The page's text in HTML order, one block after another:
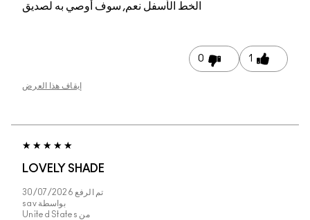
الخط الأسفل نعم, سوف أوصي به لصديق
إيقاف هذا العرض
LOVELY SHADE
30/07/2026
sav
United States